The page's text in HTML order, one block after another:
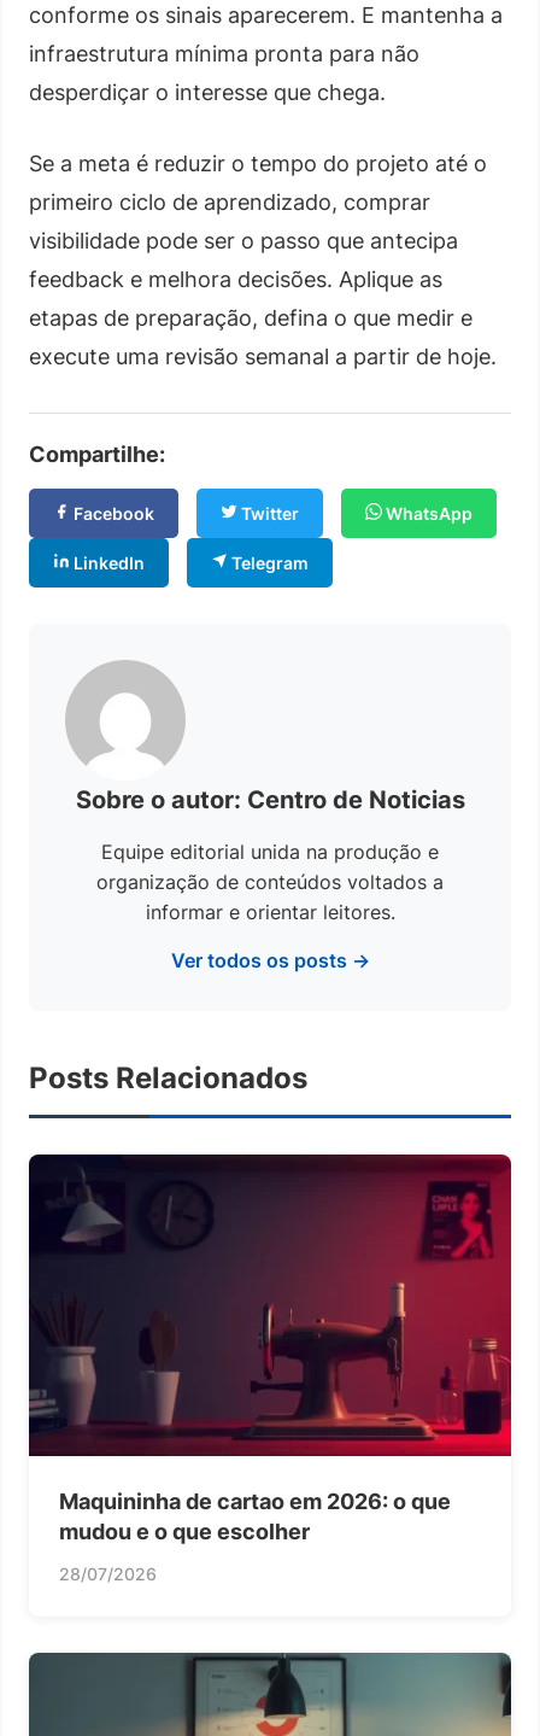
conforme os sinais aparecerem. E mantenha a
infraestrutura mínima pronta para não
desperdiçar o interesse que chega.
Se a meta é reduzir o tempo do projeto até o
primeiro ciclo de aprendizado, comprar
visibilidade pode ser o passo que antecipa
feedback e melhora decisões. Aplique as
etapas de preparação, defina o que medir e
execute uma revisão semanal a partir de hoje.
Compartilhe:
Facebook Twitter WhatsApp
LinkedIn Telegram
Sobre o autor: Centro de Noticias
Equipe editorial unida na produção e
organização de conteúdos voltados a
informar e orientar leitores.
Ver todos os posts →
Posts Relacionados
Maquininha de cartao em 2026: o que
mudou e o que escolher
28/07/2026